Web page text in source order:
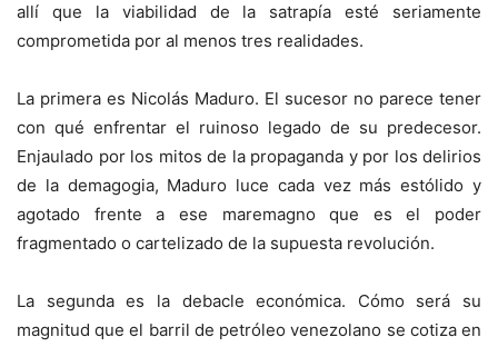
allí que la viabilidad de la satrapía esté seriamente
comprometida por al menos tres realidades.
La primera es Nicolás Maduro. El sucesor no parece tener
con qué enfrentar el ruinoso legado de su predecesor.
Enjaulado por los mitos de la propaganda y por los delirios
de la demagogia, Maduro luce cada vez más estólido y
agotado frente a ese maremagno que es el poder
fragmentado o cartelizado de la supuesta revolución.
La segunda es la debacle económica. Cómo será su
magnitud que el barril de petróleo venezolano se cotiza en